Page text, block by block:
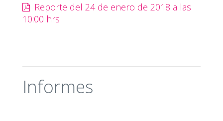
Reporte del 24 de enero de 2018 a las
10:00 hrs
Informes